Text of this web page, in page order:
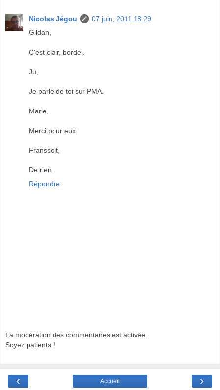
Nicolas Jégou
07 juin, 2011 18:29
Gildan,
C'est clair, bordel.
Ju,
Je parle de toi sur PMA.
Marie,
Merci pour eux.
Franssoit,
De rien.
Répondre
La modération des commentaires est activée.
Soyez patients !
‹ ›
Accueil